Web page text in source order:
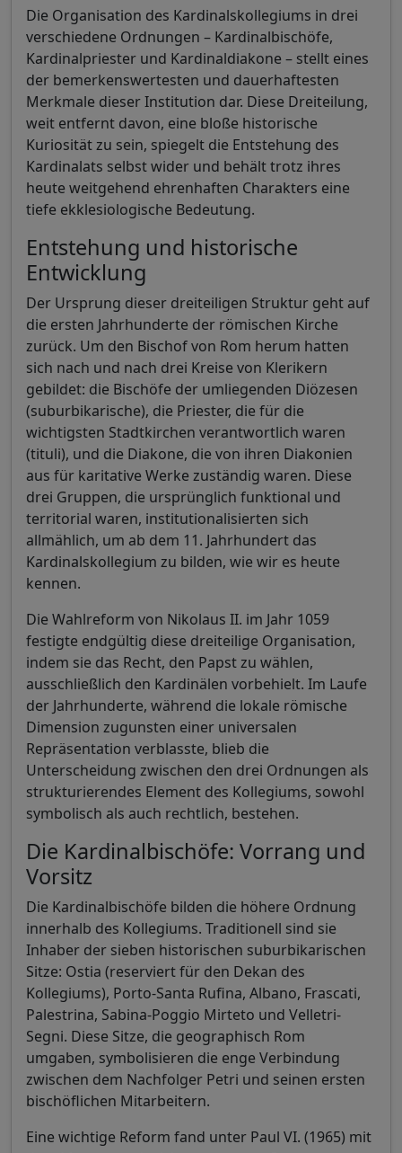
Die Organisation des Kardinalskollegiums in drei
verschiedene Ordnungen – Kardinalbischöfe,
Kardinalpriester und Kardinaldiakone – stellt eines
der bemerkenswertesten und dauerhaftesten
Merkmale dieser Institution dar. Diese Dreiteilung,
weit entfernt davon, eine bloße historische
Kuriosität zu sein, spiegelt die Entstehung des
Kardinalats selbst wider und behält trotz ihres
heute weitgehend ehrenhaften Charakters eine
tiefe ekklesiologische Bedeutung.
Entstehung und historische
Entwicklung
Der Ursprung dieser dreiteiligen Struktur geht auf
die ersten Jahrhunderte der römischen Kirche
zurück. Um den Bischof von Rom herum hatten
sich nach und nach drei Kreise von Klerikern
gebildet: die Bischöfe der umliegenden Diözesen
(suburbikarische), die Priester, die für die
wichtigsten Stadtkirchen verantwortlich waren
(tituli), und die Diakone, die von ihren Diakonien
aus für karitative Werke zuständig waren. Diese
drei Gruppen, die ursprünglich funktional und
territorial waren, institutionalisierten sich
allmählich, um ab dem 11. Jahrhundert das
Kardinalskollegium zu bilden, wie wir es heute
kennen.
Die Wahlreform von Nikolaus II. im Jahr 1059
festigte endgültig diese dreiteilige Organisation,
indem sie das Recht, den Papst zu wählen,
ausschließlich den Kardinälen vorbehielt. Im Laufe
der Jahrhunderte, während die lokale römische
Dimension zugunsten einer universalen
Repräsentation verblasste, blieb die
Unterscheidung zwischen den drei Ordnungen als
strukturierendes Element des Kollegiums, sowohl
symbolisch als auch rechtlich, bestehen.
Die Kardinalbischöfe: Vorrang und
Vorsitz
Die Kardinalbischöfe bilden die höhere Ordnung
innerhalb des Kollegiums. Traditionell sind sie
Inhaber der sieben historischen suburbikarischen
Sitze: Ostia (reserviert für den Dekan des
Kollegiums), Porto-Santa Rufina, Albano, Frascati,
Palestrina, Sabina-Poggio Mirteto und Velletri-
Segni. Diese Sitze, die geographisch Rom
umgaben, symbolisieren die enge Verbindung
zwischen dem Nachfolger Petri und seinen ersten
bischöflichen Mitarbeitern.
Eine wichtige Reform fand unter Paul VI. (1965) mit